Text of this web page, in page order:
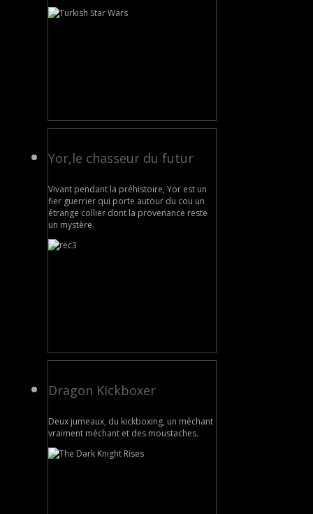
Yor,le chasseur du futur
Vivant pendant la préhistoire, Yor est un
fier guerrier qui porte autour du cou un
étrange collier dont la provenance reste
un mystère.
Dragon Kickboxer
Deux jumeaux, du kickboxing, un méchant
vraiment méchant et des moustaches.